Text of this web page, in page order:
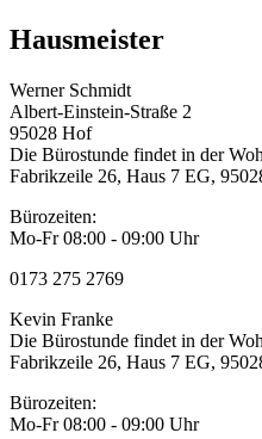
Hausmeister
Werner Schmidt
Albert-Einstein-Straße 2
95028 Hof
Die Bürostunde findet in der
Fabrikzeile 26, Haus 7 EG,
Bürozeiten:
Mo-Fr 08:00 - 09:00 Uhr
0173 275 2769
Kevin Franke
Die Bürostunde findet in der
Fabrikzeile 26, Haus 7 EG,
Bürozeiten:
Mo-Fr 08:00 - 09:00 Uhr